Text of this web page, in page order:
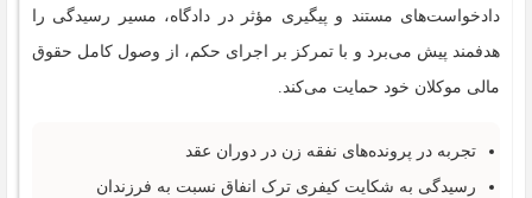
دادخواست‌های مستند و پیگیری مؤثر در دادگاه، مسیر رسیدگی را
هدفمند پیش می‌برد و با تمرکز بر اجرای حکم، از وصول کامل حقوق
مالی موکلان خود حمایت می‌کند.
تجربه در پرونده‌های نفقه زن در دوران عقد
رسیدگی به شکایت کیفری ترک انفاق نسبت به فرزندان